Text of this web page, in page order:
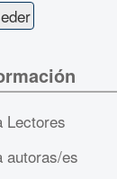
Lectores
autoras/es